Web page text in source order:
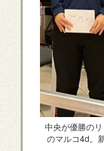
中央が優勝の
のマルコ4d。